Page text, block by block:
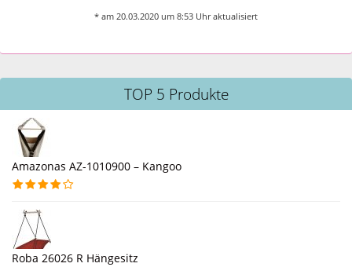
* am 20.03.2020 um 8:53 Uhr aktualisiert
TOP 5 Produkte
Amazonas AZ-1010900 – Kangoo
Roba 26026 R Hängesitz